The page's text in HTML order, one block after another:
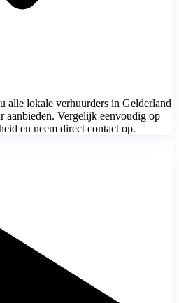
alle lokale verhuurders in Gelderland
aanbieden. Vergelijk eenvoudig op
en neem direct contact op.